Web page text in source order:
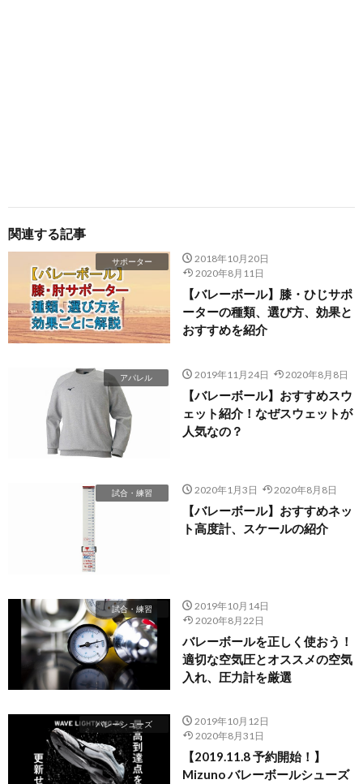
関連する記事
サポーター
2018年10月20日
2020年8月11日
【バレーボール】膝・ひじサポ
ーターの種類、選び方、効果と
おすすめを紹介
アパレル 2019年11月24日 2020年8月8日
【バレーボール】おすすめスウ
ェット紹介！なぜスウェットが
人気なの？
試合・練習 2020年1月3日 2020年8月8日
【バレーボール】おすすめネッ
ト高度計、スケールの紹介
試合・練習
2019年10月14日
2020年8月22日
バレーボールを正しく使おう！
適切な空気圧とオススメの空気
入れ、圧力計を厳選
バレーシューズ
2019年10月12日
2020年8月31日
【2019.11.8 予約開始！】
Mizuno バレーボールシューズ